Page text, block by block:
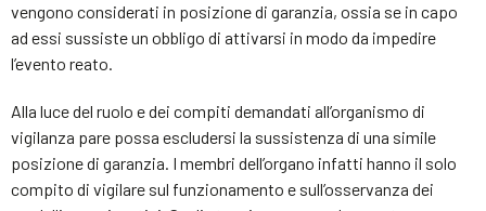
vengono considerati in posizione di garanzia, ossia se in capo
ad essi sussiste un obbligo di attivarsi in modo da impedire
l’evento reato.
Alla luce del ruolo e dei compiti demandati all’organismo di
vigilanza pare possa escludersi la sussistenza di una simile
posizione di garanzia. I membri dell’organo infatti hanno il solo
compito di vigilare sul funzionamento e sull’osservanza dei